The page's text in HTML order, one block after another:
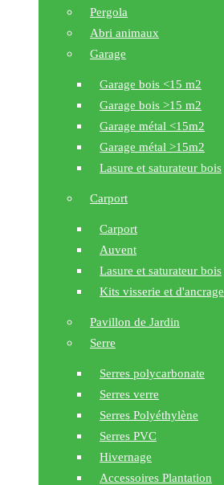
Pergola
Abri animaux
Garage
Garage bois <15 m2
Garage bois >15 m2
Garage métal <15m2
Garage métal >15m2
Lasure et saturateur bois
Carport
Carport
Auvent
Lasure et saturateur bois
Kits visserie et d'ancrage
Pavillon de Jardin
Serre
Serres polycarbonate
Serres verre
Serres Polyéthylène
Serres PVC
Hivernage
Accessoires Plantation